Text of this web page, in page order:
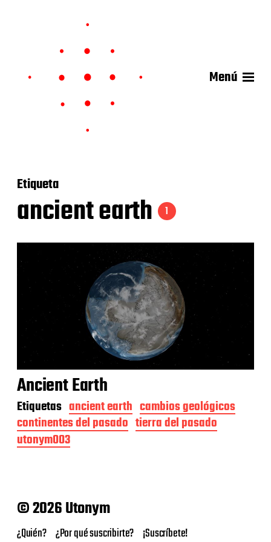
Menú
Etiqueta
ancient earth 1
Ancient Earth
Etiquetas ancient earth cambios geológicos
continentes del pasado tierra del pasado
utonym003
© 2026 Utonym
¿Quién? ¿Por qué suscribirte? ¡Suscríbete!